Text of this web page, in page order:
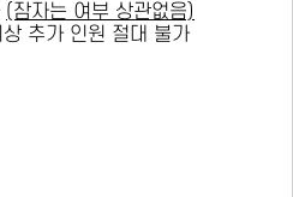
(잠자는 여부 상관없음)
추가 인원 절대 불가